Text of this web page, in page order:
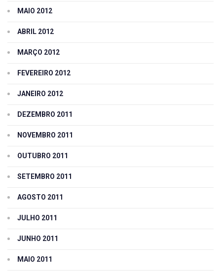
MAIO 2012
ABRIL 2012
MARÇO 2012
FEVEREIRO 2012
JANEIRO 2012
DEZEMBRO 2011
NOVEMBRO 2011
OUTUBRO 2011
SETEMBRO 2011
AGOSTO 2011
JULHO 2011
JUNHO 2011
MAIO 2011